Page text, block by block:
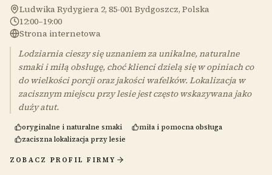
Ludwika Rydygiera 2, 85-001 Bydgoszcz, Polska
12:00–19:00
Strona internetowa
Lodziarnia cieszy się uznaniem za unikalne, naturalne
smaki i miłą obsługę, choć klienci dzielą się w opiniach co
do wielkości porcji oraz jakości wafelków. Lokalizacja w
zacisznym miejscu przy lesie jest często wskazywana jako
duży atut.
oryginalne i naturalne smaki
miła i pomocna obsługa
zaciszna lokalizacja przy lesie
ZOBACZ PROFIL FIRMY